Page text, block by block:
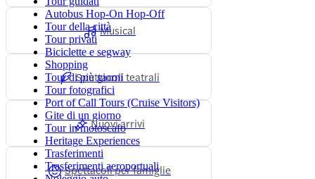
Autobus Hop-On Hop-Off
Tour della città
Tour privati
Biciclette e segway
Shopping
Tour di più giorni
Tour fotografici
Port of Call Tours (Cruise Visitors)
Gite di un giorno
Tour in motoscafo
Heritage Experiences
Trasferimenti
Trasferimenti aeroportuali
Musical
Spettacoli teatrali
Nuovi arrivi
Spettacoli per famiglie